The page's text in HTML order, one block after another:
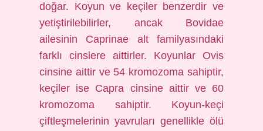
doğar. Koyun ve keçiler benzerdir ve
yetiştirilebilirler, ancak Bovidae
ailesinin Caprinae alt familyasındaki
farklı cinslere aittirler. Koyunlar Ovis
cinsine aittir ve 54 kromozoma sahiptir,
keçiler ise Capra cinsine aittir ve 60
kromozoma sahiptir. Koyun-keçi
çiftleşmelerinin yavruları genellikle ölü